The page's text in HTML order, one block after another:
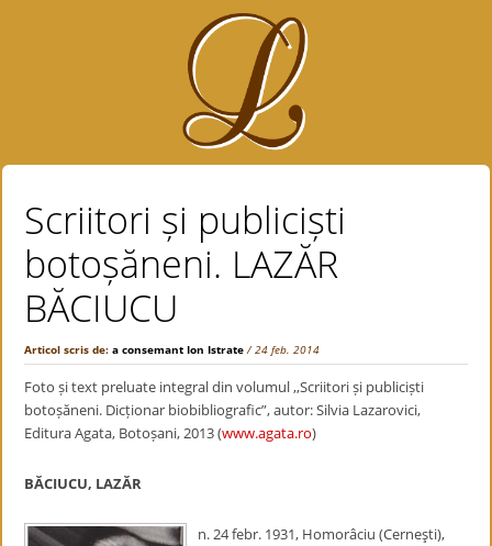
Scriitori și publiciști
botoșăneni. LAZĂR
BĂCIUCU
Articol scris de:a consemant Ion Istrate / 24 feb. 2014
Foto și text preluate integral din volumul ,,Scriitori și publiciști
botoșăneni. Dicționar biobibliografic”, autor: Silvia Lazarovici,
Editura Agata, Botoșani, 2013 (www.agata.ro)
BĂCIUCU, LAZĂR
n. 24 febr. 1931, Homorâciu (Cerneşti),